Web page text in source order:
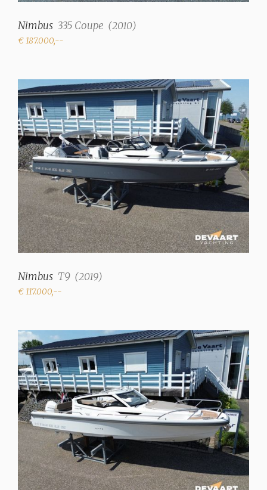
Nimbus 335 Coupe (2010)
€ 187.000,--
Nimbus T9 (2019)
€ 117.000,--